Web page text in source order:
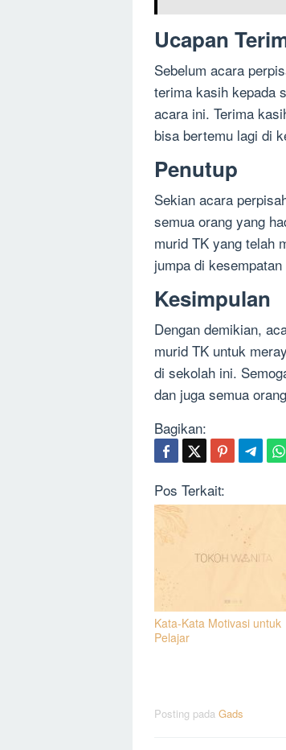
Ucapan
Sebelum acara
terima kasih kepada
acara ini. Terima
bisa bertemu lagi di
Penutup
Sekian acara
semua orang yang
murid TK yang telah
jumpa di
Kesimpulan
Dengan demikian,
murid TK untuk
di sekolah ini.
dan juga semua
Bagikan:
Pos Terkait:
Kata-Kata Motivasi untuk
Pelajar
Posting pada Gads